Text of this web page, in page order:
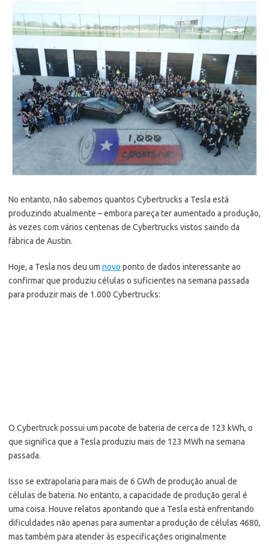
No entanto, não sabemos quantos Cybertrucks a Tesla está
produzindo atualmente – embora pareça ter aumentado a produção,
às vezes com vários centenas de Cybertrucks vistos saindo da
fábrica de Austin.
Hoje, a Tesla nos deu um novo ponto de dados interessante ao
confirmar que produziu células o suficientes na semana passada
para produzir mais de 1.000 Cybertrucks:
O Cybertruck possui um pacote de bateria de cerca de 123 kWh, o
que significa que a Tesla produziu mais de 123 MWh na semana
passada.
Isso se extrapolaria para mais de 6 GWh de produção anual de
células de bateria. No entanto, a capacidade de produção geral é
uma coisa. Houve relatos apontando que a Tesla está enfrentando
dificuldades não apenas para aumentar a produção de células 4680,
mas também para atender às especificações originalmente